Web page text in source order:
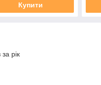
Купити
рік